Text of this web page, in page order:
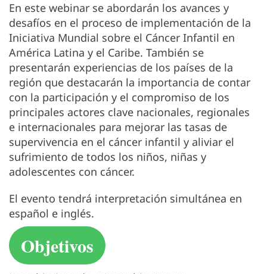
En este webinar se abordarán los avances y
desafíos en el proceso de implementación de la
Iniciativa Mundial sobre el Cáncer Infantil en
América Latina y el Caribe. También se
presentarán experiencias de los países de la
región que destacarán la importancia de contar
con la participación y el compromiso de los
principales actores clave nacionales, regionales
e internacionales para mejorar las tasas de
supervivencia en el cáncer infantil y aliviar el
sufrimiento de todos los niños, niñas y
adolescentes con cáncer.
El evento tendrá interpretación simultánea en
español e inglés.
Objetivos